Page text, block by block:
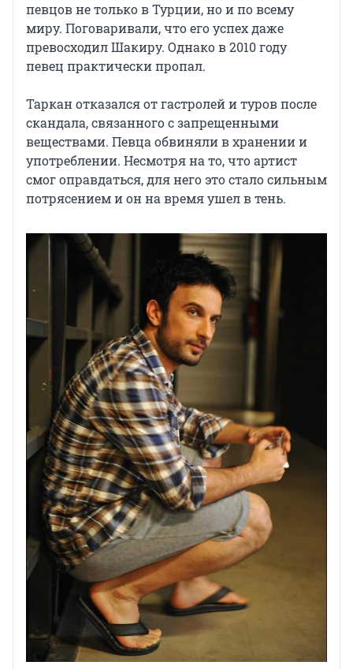
певцов не только в Турции, но и по всему
миру. Поговаривали, что его успех даже
превосходил Шакиру. Однако в 2010 году
певец практически пропал.
Таркан отказался от гастролей и туров после
скандала, связанного с запрещенными
веществами. Певца обвиняли в хранении и
употреблении. Несмотря на то, что артист
смог оправдаться, для него это стало сильным
потрясением и он на время ушел в тень.